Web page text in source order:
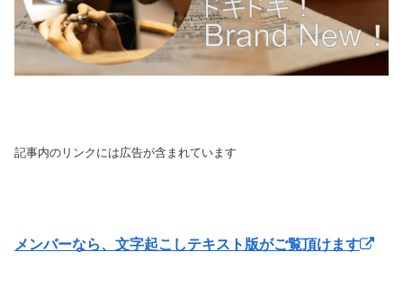
記事内のリンクには広告が含まれています
メンバーなら、文字起こしテキスト版がご覧頂けます